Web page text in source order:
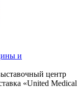
и
центр
«United Medical